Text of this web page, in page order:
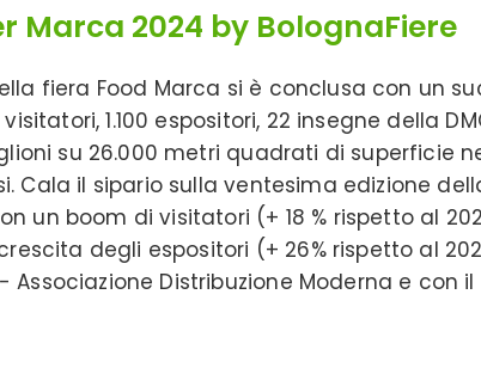
Marca 2024 by BolognaFiere
fiera Food Marca si è conclusa con un
1.100 espositori, 22 insegne della
su 26.000 metri quadrati di superficie
Cala il sipario sulla ventesima edizione
un boom di visitatori (+ 18 % rispetto al
degli espositori (+ 26% rispetto al
Associazione Distribuzione Moderna e con